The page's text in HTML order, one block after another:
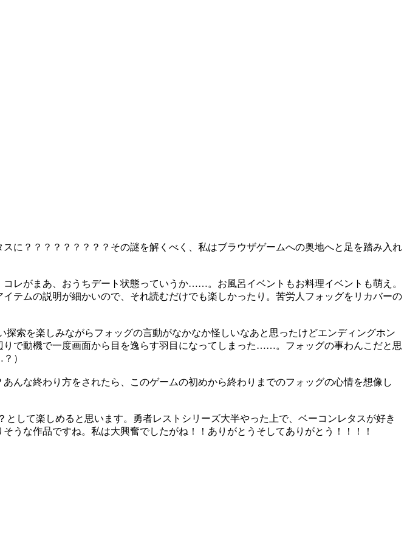
に？？？？？？？？？その謎を解くべく、私はブラウザゲームへの奥地へと足を踏み入れ
レがまあ、おうちデート状態っていうか……。お風呂イベントもお料理イベントも萌え。
ムの説明が細かいので、それ読むだけでも楽しかったり。苦労人フォッグをリカバーの
を楽しみながらフォッグの言動がなかなか怪しいなあと思ったけどエンディングホン
で動機で一度画面から目を逸らす羽目になってしまった……。フォッグの事わんこだと思
）
終わり方をされたら、このゲームの初めから終わりまでのフォッグの心情を想像し
して楽しめると思います。勇者レストシリーズ大半やった上で、ベーコンレタスが好き
な作品ですね。私は大興奮でしたがね！！ありがとうそしてありがとう！！！！